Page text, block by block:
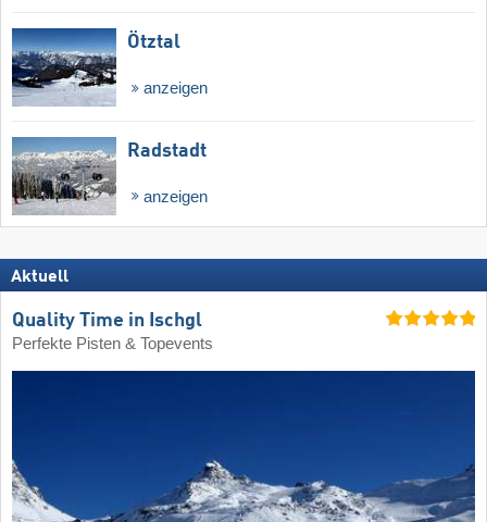
Ötztal
anzeigen
Radstadt
anzeigen
Aktuell
Quality Time in Ischgl
Perfekte Pisten & Topevents